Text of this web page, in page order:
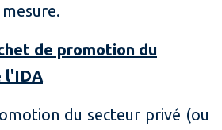
de promotion du
l'IDA
du secteur privé (ou